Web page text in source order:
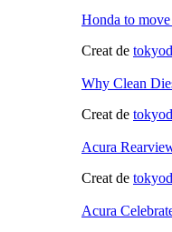
Honda to
Creat de
Why Clean
Creat de
Acura
Creat de
Acura